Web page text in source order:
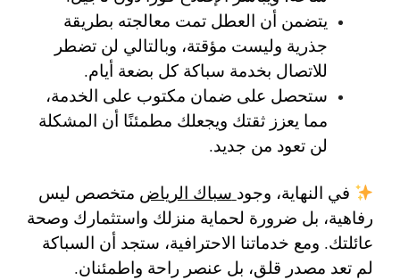
يتضمن أن العطل تمت معالجته بطريقة
جذرية وليست مؤقتة، وبالتالي لن تضطر
للاتصال بخدمة سباكة كل بضعة أيام.
ستحصل على ضمان مكتوب على الخدمة،
مما يعزز ثقتك ويجعلك مطمئنًا أن المشكلة
لن تعود من جديد.
في النهاية، وجود سباك الرياض متخصص ليس
رفاهية، بل ضرورة لحماية منزلك واستثمارك وصحة
عائلتك. ومع خدماتنا الاحترافية، ستجد أن السباكة
لم تعد مصدر قلق، بل عنصر راحة واطمئنان.